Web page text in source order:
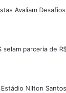
Avaliam
selam parceria de
Nilton